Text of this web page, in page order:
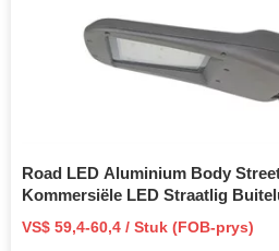
Road LED Aluminium Body
Kommersiële LED Straatlig
VS$ 59,4-60,4 / Stuk (FOB-prys)